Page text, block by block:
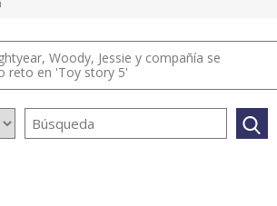
Woody, Jessie y compañía se
reto en 'Toy story 5'